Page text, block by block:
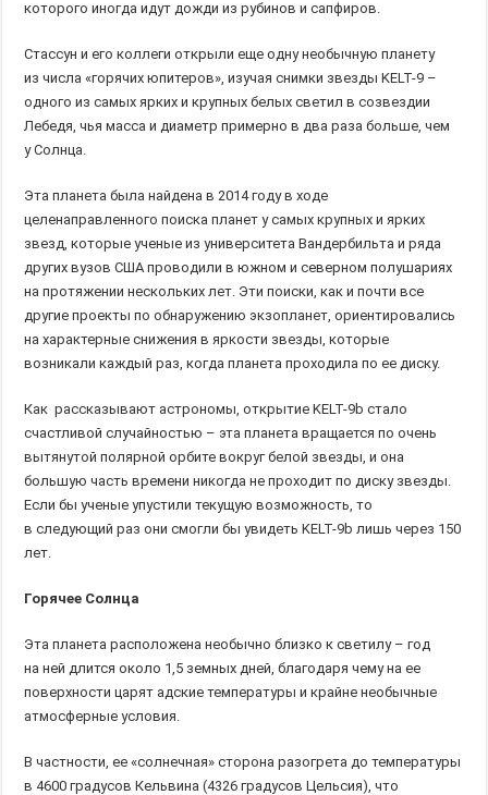
которого иногда идут дожди из рубинов и сапфиров.
Стассун и его коллеги открыли еще одну необычную планету
из числа «горячих юпитеров», изучая снимки звезды KELT-9 –
одного из самых ярких и крупных белых светил в созвездии
Лебедя, чья масса и диаметр примерно в два раза больше, чем
у Солнца.
Эта планета была найдена в 2014 году в ходе
целенаправленного поиска планет у самых крупных и ярких
звезд, которые ученые из университета Вандербильта и ряда
других вузов США проводили в южном и северном полушариях
на протяжении нескольких лет. Эти поиски, как и почти все
другие проекты по обнаружению экзопланет, ориентировались
на характерные снижения в яркости звезды, которые
возникали каждый раз, когда планета проходила по ее диску.
Как рассказывают астрономы, открытие KELT-9b стало
счастливой случайностью – эта планета вращается по очень
вытянутой полярной орбите вокруг белой звезды, и она
большую часть времени никогда не проходит по диску звезды.
Если бы ученые упустили текущую возможность, то
в следующий раз они смогли бы увидеть KELT-9b лишь через 150
лет.
Горячее Солнца
Эта планета расположена необычно близко к светилу – год
на ней длится около 1,5 земных дней, благодаря чему на ее
поверхности царят адские температуры и крайне необычные
атмосферные условия.
В частности, ее «солнечная» сторона разогрета до температуры
в 4600 градусов Кельвина (4326 градусов Цельсия), что